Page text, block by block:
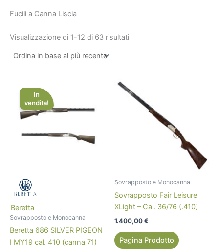
Fucili a Canna Liscia
Visualizzazione di 1-24 di 63 risultati
Beretta
In
vendita!
Sovrapposto e Monocanna
Beretta 686 SILVER PIGEON
I MY19 cal. 410 (canna 71)
prezzo
originale
era:
2.198,00 €.
è:
Sovrapposto e Monocanna
Sovrapposto Fair Leisure
XLight – Cal. 36/76 (.410)
1.400,00€
Pagina Prodotto